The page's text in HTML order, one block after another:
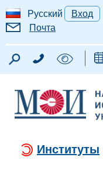
Русский
Вход
Почта
Институты